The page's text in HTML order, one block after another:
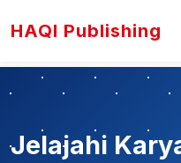
HAQI Publishing
Jelajahi